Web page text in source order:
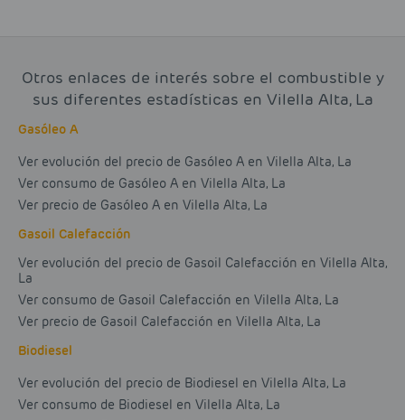
Otros enlaces de interés sobre el combustible y
sus diferentes estadísticas en Vilella Alta, La
Gasóleo A
Ver evolución del precio de Gasóleo A en Vilella Alta, La
Ver consumo de Gasóleo A en Vilella Alta, La
Ver precio de Gasóleo A en Vilella Alta, La
Gasoil Calefacción
Ver evolución del precio de Gasoil Calefacción en Vilella Alta,
La
Ver consumo de Gasoil Calefacción en Vilella Alta, La
Ver precio de Gasoil Calefacción en Vilella Alta, La
Biodiesel
Ver evolución del precio de Biodiesel en Vilella Alta, La
Ver consumo de Biodiesel en Vilella Alta, La